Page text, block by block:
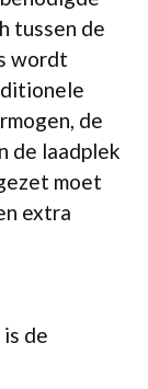
tussen de
wordt
de
de laadplek
moet
extra
de